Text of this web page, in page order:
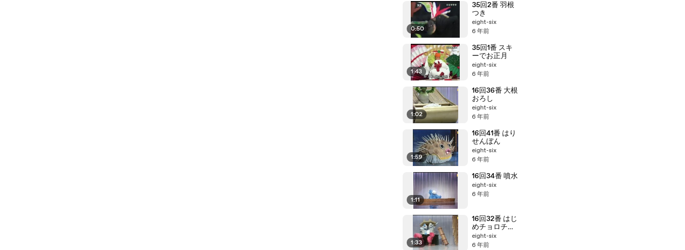
0:50
35回2番 羽根
つき
eight-six
6 年前
1:43
35回1番 スキ
ーでお正月
eight-six
6 年前
1:02
16回36番 大根
おろし
eight-six
6 年前
1:59
16回41番 はり
せんぼん
eight-six
6 年前
1:11
16回34番 噴水
eight-six
6 年前
1:33
16回32番 はじ
めチョロチョ
ロなかパッパ
eight-six
6 年前